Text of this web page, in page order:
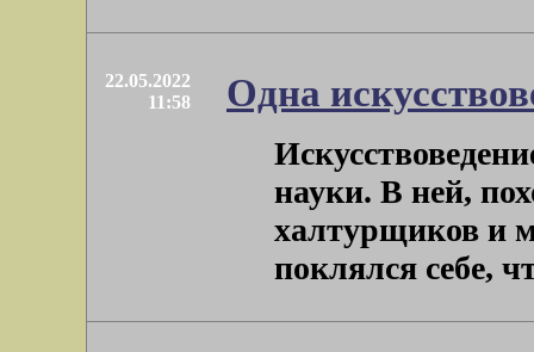
22.05.2022
11:58
Одна
науки. В ней,
халтурщиков и
поклялся себе,